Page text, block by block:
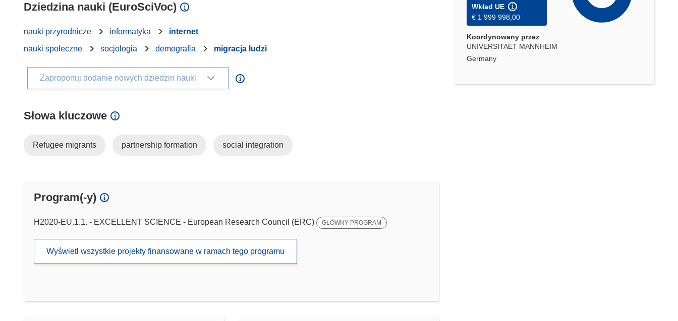
Wkład UE
€ 1 999 998,00
Koordynowany przez
UNIVERSITAET MANNHEIM
Germany
Dziedzina nauki (EuroSciVoc)
nauki przyrodnicze informatyka
internet
nauki społeczne
socjologia demografia migracja ludzi
Zaproponuj dodanie nowych dziedzin nauki
Słowa kluczowe
Refugee migrants partnership formation social integration
Program(-y)
H2020-EU.1.1. - EXCELLENT SCIENCE - European Research Council (ERC) GŁÓWNY PROGRAM
Wyświetl wszystkie projekty finansowane w ramach tego programu